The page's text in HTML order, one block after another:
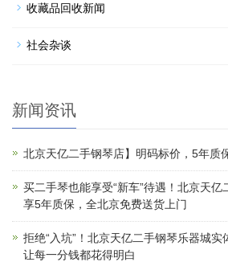
收藏品回收新闻
社会杂谈
新闻资讯
北京天亿二手钢琴店】明码标价，5年质
买二手琴也能享受“新车”待遇！北京天
享5年质保，全北京免费送货上门
拒绝“入坑”！北京天亿二手钢琴乐器城实
让每一分钱都花得明白